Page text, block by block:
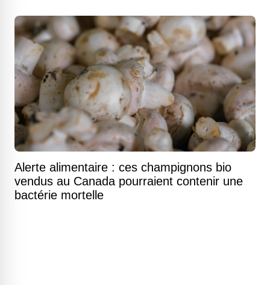
Alerte alimentaire : ces champignons bio
vendus au Canada pourraient contenir une
bactérie mortelle